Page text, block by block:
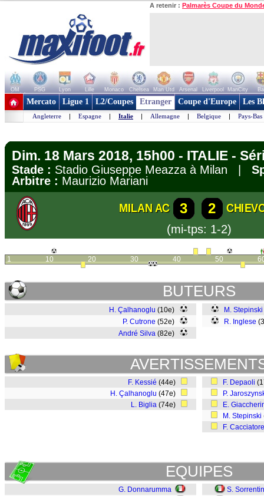
A retenir : Palmarès Coupe du
OM PSG Lyon Lille Monaco Chelsea Man Utd Arsenal Liverpool ManCity
+ de clubs
Mercato Ligue 1 L2/Coupes Etranger Coupe d'Europe Les
Angleterre | Espagne | Italie | Allemagne | Belgique | Pays-Bas
Dim. 18 Mars 2018, 15h00 - ITALIE -
Stade : Stadio Giuseppe Meazza à Milan |
Arbitre : Maurizio Mariani
MILAN AC 3 2
(mi-tps: 1-2)
1 10 20 30 40 50
BUTEURS
H. Çalhanoglu (10e)
P. Cutrone (52e)
André Silva (82e)
M. Stepinski
R. Inglese
F. Kessié (44e)
H. Çalhanoglu (47e)
L. Biglia (74e)
F. Depaoli
P.
E.
M. Stepinski
F. Cacciatore
EQUIPES
G. Donnarumma
S.